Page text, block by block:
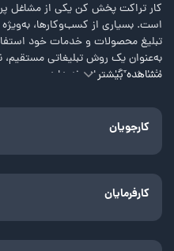
کار تراکت پخش کن یکی از مشاغل
است. بسیاری از کسب‌وکارها،
تبلیغ محصولات و خدمات خود
به‌عنوان یک روش تبلیغاتی
افزایش آگاهی از برند دارد.
این شغل به دلیل انعطاف‌پذیری
بسیاری از افراد به‌ویژه جوانان و
مطلب به بررسی فرصت‌های
کار تراکت پخش کن به دلیل نیاز
بزرگی مانند تهران و اصفهان، از
معمولاً نیاز به مهارت خاصی ندارد و
این حرفه وارد شوند.
مشاهده بیشتر
کارجویان
کارفرمایان